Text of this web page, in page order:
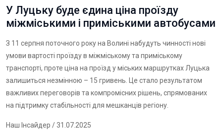
У Луцьку буде єдина ціна проїзду
міжміськими і приміськими автобусами
З 11 серпня поточного року на Волині набудуть чинності нові
умови вартості проїзду в міжміському та приміському
транспорті, проте ціна на проїзд у міських маршрутках Луцька
залишиться незмінною – 15 гривень. Це стало результатом
важливих переговорів та компромісних рішень, спрямованих
на підтримку стабільності для мешканців регіону.
Наш Інсайдер / 31.07.2025